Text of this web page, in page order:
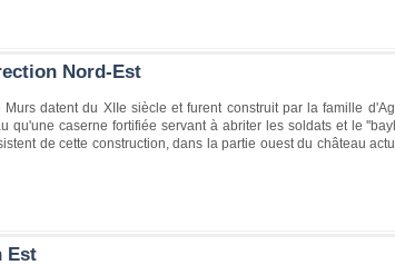
Nord-Est
datent du XIIe siècle et furent construit par la famille
qu'une caserne fortifiée servant à abriter les soldats et le
de cette construction, dans la partie ouest du château
Est